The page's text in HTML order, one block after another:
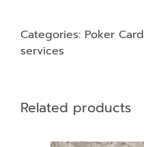
Categories: Poker Card
services
Related products